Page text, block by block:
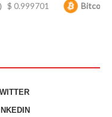
Bitcoin(BTC) $